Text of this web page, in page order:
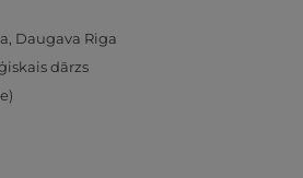
Daugava Riga
dārzs